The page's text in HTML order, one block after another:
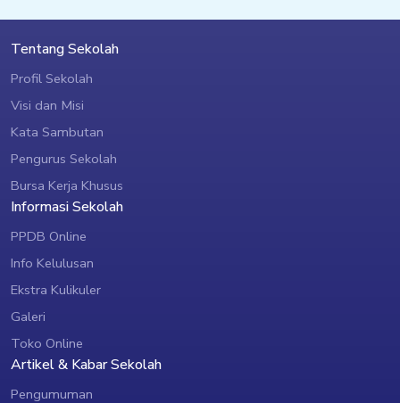
Tentang Sekolah
Profil Sekolah
Visi dan Misi
Kata Sambutan
Pengurus Sekolah
Bursa Kerja Khusus
Informasi Sekolah
PPDB Online
Info Kelulusan
Ekstra Kulikuler
Galeri
Toko Online
Artikel & Kabar Sekolah
Pengumuman